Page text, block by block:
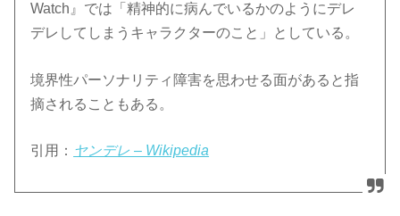
Watch』では「精神的に病んでいるかのようにデレ
デレしてしまうキャラクターのこと」としている。
境界性パーソナリティ障害を思わせる面があると指
摘されることもある。
引用： ヤンデレ – Wikipedia